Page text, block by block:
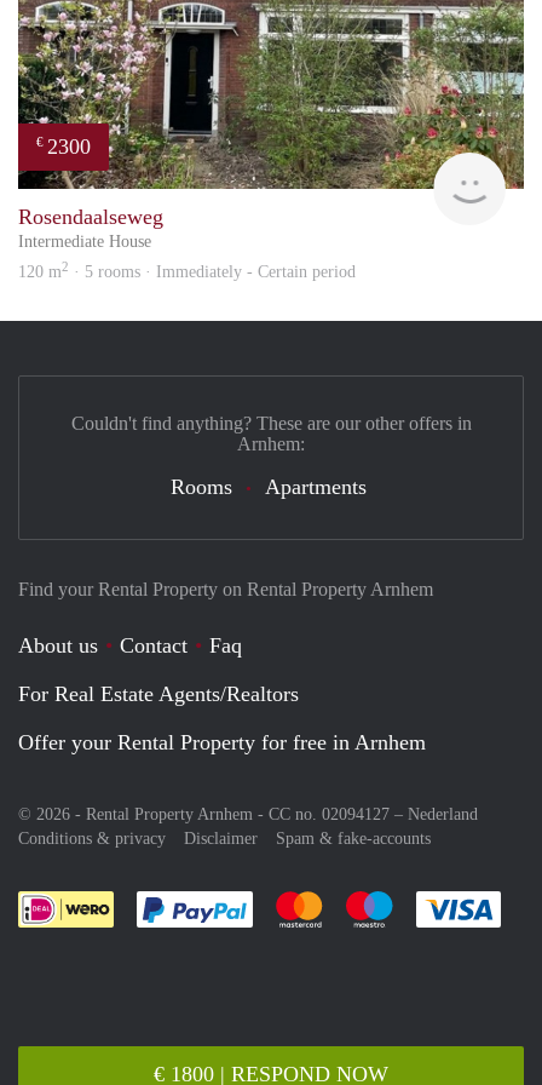
€ 1800 | RESPOND NOW
€ 2300
Blinq
Rosendaalseweg
Intermediate House
120 m2 · 5 rooms · Immediately - Certain period
Find your Rental Property on Rental Property Arnhem
About us Contact
Faq
For Real Estate Agents/Realtors
Offer your Rental Property for free in Arnhem
© 2026 - Rental Property Arnhem - CC no. 02094127 – Nederland
Conditions & privacy
Disclaimer Spam & fake-accounts
Pay easily with :payment method
Pay easily with :payment
Pay easily with
Couldn't find anything? These are our other offers in
Arnhem:
Rooms Apartments